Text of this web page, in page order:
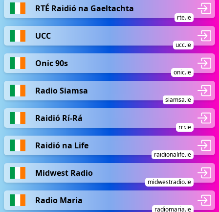
RTÉ Raidió na Gaeltachta
rte.ie
UCC
ucc.ie
Onic 90s
onic.ie
Radio Siamsa
siamsa.ie
Raidió Rí-Rá
rrr.ie
Raidió na Life
raidionalife.ie
Midwest Radio
midwestradio.ie
Radio Maria
radiomaria.ie